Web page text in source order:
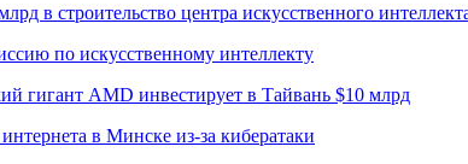
в строительство центра искусственного
по искусственному интеллекту
гигант AMD инвестирует в Тайвань $10 млрд
в Минске из-за кибератаки